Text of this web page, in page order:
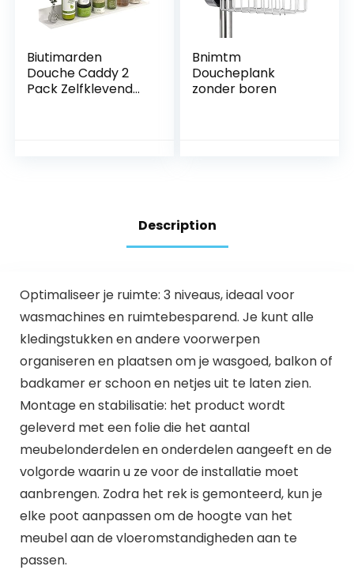
Biutimarden
Douche Caddy 2
Pack Zelfklevend
Bnimtm
Doucheplank
zonder boren
Description
Optimaliseer je ruimte: 3 niveaus, ideaal voor
wasmachines en ruimtebesparend. Je kunt alle
kledingstukken en andere voorwerpen
organiseren en plaatsen om je wasgoed, balkon of
badkamer er schoon en netjes uit te laten zien.
Montage en stabilisatie: het product wordt
geleverd met een folie die het aantal
meubelonderdelen en onderdelen aangeeft en de
volgorde waarin u ze voor de installatie moet
aanbrengen. Zodra het rek is gemonteerd, kun je
elke poot aanpassen om de hoogte van het
meubel aan de vloeromstandigheden aan te
passen.